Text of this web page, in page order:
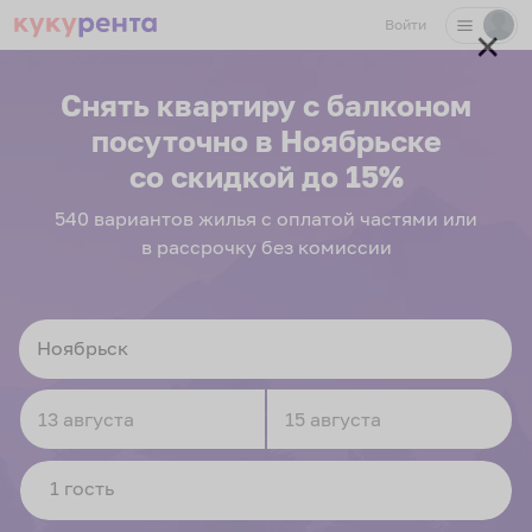
Войти
Снять квартиру с балконом
посуточно в Ноябрьске
со скидкой до 15%
540 вариантов жилья с оплатой частями или
в рассрочку без комиссии
Navigate
forward
to
Navigate
to
✕